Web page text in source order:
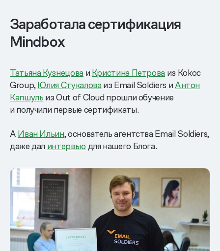
Заработала сертификация
Mindbox
Татьяна КузнецоваиКристина Петрова из Kokoc
Group,Юлия Стукаловаиз Email Soldiers иАнтон
Капшуль из Out of Сloud прошли обучение
и получили первые сертификаты.
А Иван Ильин, основатель агентства Email Soldiers,
даже дал интервью для нашего Блога.